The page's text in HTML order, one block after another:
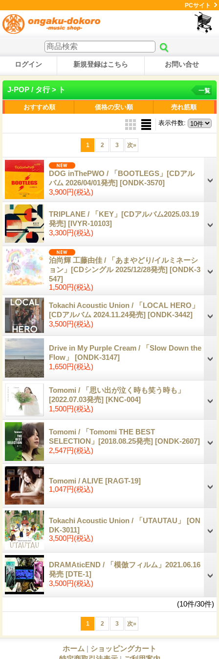
PCサイト
ログイン 新規登録はこちら お問い合せ
J-POP / タ行 > ト 一覧
おすすめ順 価格の安い順 売れ筋順
表示件数:
1 2 3 次»
DOG inThePWO / 「BOOTLEGS」[CDアル
バム 2026/04/01発売] [ONDK-3570]
3,900円(税込)
TRIPLANE / 「KEY」[CDアルバム2025.03.19
発売] [IVYR-10103]
3,300円(税込)
泊尚輝 工藤由佳 / 「あまやどり/イルミネーシ
ョン」[CDシングル 2025/12/28発売] [ONDK-3
547]
1,500円(税込)
Tokachi Acoustic Union / 「LOCAL HERO」
[CDアルバム 2024.11.24発売] [ONDK-3442]
3,500円(税込)
Drive in My Purple Cream / 「Slow Down the
Flow」 [ONDK-3147]
1,650円(税込)
Tomomi / 「思い出が泣く時も笑う時も」
[2022.07.03発売] [KNC-004]
1,500円(税込)
Tomomi / 「Tomomi THE BEST
SELECTION」[2018.08.25発売] [ONDK-2607]
2,547円(税込)
Tomomi / ALIVE [RAGT-19]
1,047円(税込)
Tokachi Acoustic Union / 「UTAUTAU」 [ON
DK-3011]
3,500円(税込)
DRAMAticEND / 「模倣フィルム」2021.06.16
発売 [DTE-1]
3,500円(税込)
(10件/30件)
1 2 3 次»
ホーム | ショッピングカート